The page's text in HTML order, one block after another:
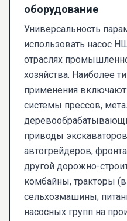
оборудование
Универсальность
использовать насос
отраслях
хозяйства. Наиболее
применения
системы прессов,
приводы
автогрейдеров,
другой дорожно-
комбайны, тракторы
сельхозмашины;
насосных групп на